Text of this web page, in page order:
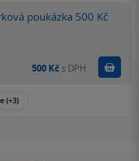
poukázka 500 Kč
500 Kč s DPH Koupit
(+3)